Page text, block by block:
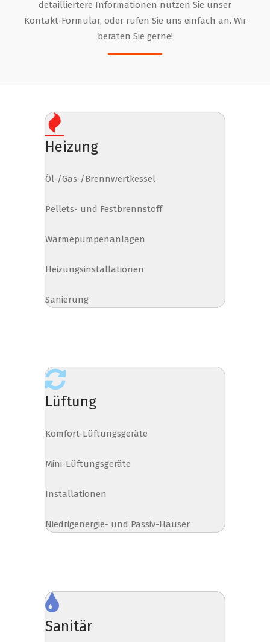
detailliertere Informationen nutzen Sie unser
Kontakt-Formular, oder rufen Sie uns einfach an. Wir
beraten Sie gerne!
Heizung
Öl-/Gas-/Brennwertkessel
Pellets- und Festbrennstoff
Wärmepumpenanlagen
Heizungsinstallationen
Sanierung
Lüftung
Komfort-Lüftungsgeräte
Mini-Lüftungsgeräte
Installationen
Niedrigenergie- und Passiv-Häuser
Sanitär